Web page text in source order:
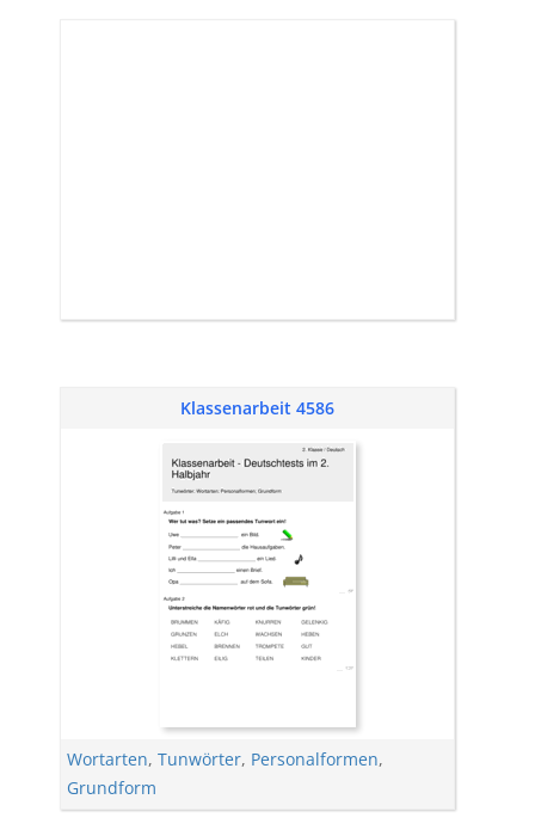
Klassenarbeit 4586
Wortarten, Tunwörter, Personalformen,
Grundform